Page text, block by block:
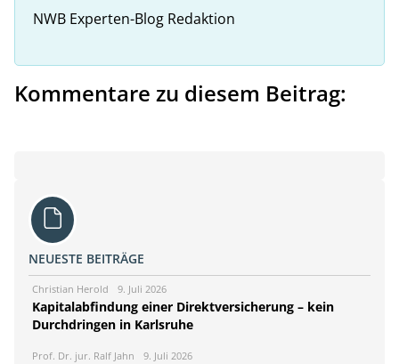
NWB Experten-Blog Redaktion
Kommentare zu diesem Beitrag:
NEUESTE BEITRÄGE
Christian Herold 9. Juli 2026
Kapitalabfindung einer Direktversicherung – kein
Durchdringen in Karlsruhe
Prof. Dr. jur. Ralf Jahn 9. Juli 2026